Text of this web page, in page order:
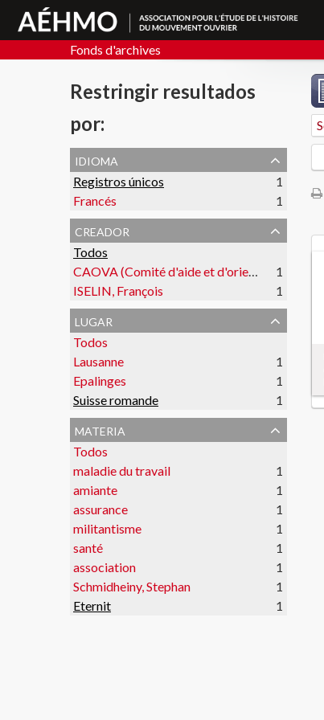
Fonds d'archives
Restringir resultados
por:
idioma
Registros únicos
1
Francés
1
creador
Todos
CAOVA (Comité d'aide et d'orientation des victimes de l'amiante)
1
ISELIN, François
1
lugar
Todos
Lausanne
1
Epalinges
1
Suisse romande
1
materia
Todos
maladie du travail
1
amiante
1
assurance
1
militantisme
1
santé
1
association
1
Schmidheiny, Stephan
1
Eternit
1